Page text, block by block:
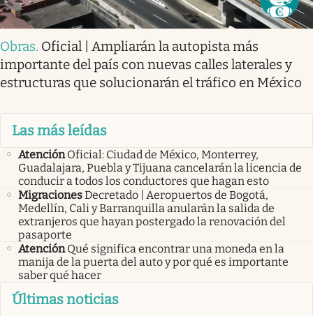
Obras. Oficial | Ampliarán la autopista más
importante del país con nuevas calles laterales y
estructuras que solucionarán el tráfico en México
Las más leídas
Atención Oficial: Ciudad de México, Monterrey,
Guadalajara, Puebla y Tijuana cancelarán la licencia de
conducir a todos los conductores que hagan esto
MigracionesDecretado | Aeropuertos de Bogotá,
Medellín, Cali y Barranquilla anularán la salida de
extranjeros que hayan postergado la renovación del
pasaporte
Atención Qué significa encontrar una moneda en la
manija de la puerta del auto y por qué es importante
saber qué hacer
Últimas noticias